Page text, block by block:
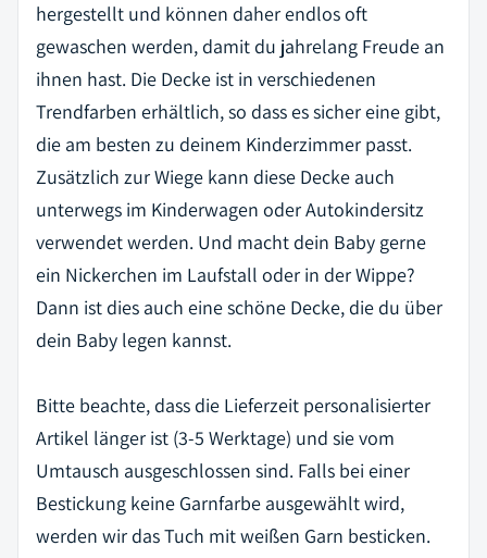
hergestellt und können daher endlos oft
gewaschen werden, damit du jahrelang Freude an
ihnen hast. Die Decke ist in verschiedenen
Trendfarben erhältlich, so dass es sicher eine gibt,
die am besten zu deinem Kinderzimmer passt.
Zusätzlich zur Wiege kann diese Decke auch
unterwegs im Kinderwagen oder Autokindersitz
verwendet werden. Und macht dein Baby gerne
ein Nickerchen im Laufstall oder in der Wippe?
Dann ist dies auch eine schöne Decke, die du über
dein Baby legen kannst.
Bitte beachte, dass die Lieferzeit personalisierter
Artikel länger ist (3-5 Werktage) und sie vom
Umtausch ausgeschlossen sind. Falls bei einer
Bestickung keine Garnfarbe ausgewählt wird,
werden wir das Tuch mit weißen Garn besticken.